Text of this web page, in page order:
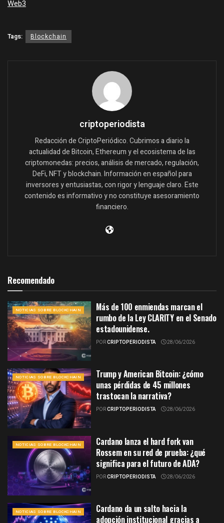
Web3
Tags: Blockchain
criptoperiodista
Redacción de CriptoPeriódico. Cubrimos a diario la
actualidad de Bitcoin, Ethereum y el ecosistema de las
criptomonedas: precios, análisis de mercado, regulación,
DeFi, NFT y blockchain. Información en español para
inversores y entusiastas, con rigor y lenguaje claro. Este
contenido es informativo y no constituye asesoramiento
financiero.
Recomendado
NOTICIAS SOBRE BLOCKCHAIN
Más de 100 enmiendas marcan el
rumbo de la Ley CLARITY en el Senado
estadounidense.
PORCRIPTOPERIODISTA 28/06/2026
NOTICIAS SOBRE BLOCKCHAIN
Trump y American Bitcoin: ¿cómo
unas pérdidas de 45 millones
trastocan la narrativa?
PORCRIPTOPERIODISTA 28/06/2026
NOTICIAS SOBRE BLOCKCHAIN
Cardano lanza el hard fork van
Rossem en su red de prueba: ¿qué
significa para el futuro de ADA?
PORCRIPTOPERIODISTA 28/06/2026
NOTICIAS SOBRE BLOCKCHAIN
Cardano da un salto hacia la
adopción institucional gracias a